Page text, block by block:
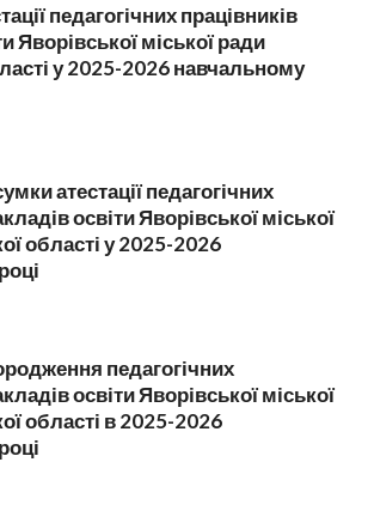
педагогічних працівників
Яворівської міської ради
у 2025-2026 навчальному
атестації педагогічних
освіти Яворівської міської
області у 2025-2026
педагогічних
освіти Яворівської міської
області в 2025-2026